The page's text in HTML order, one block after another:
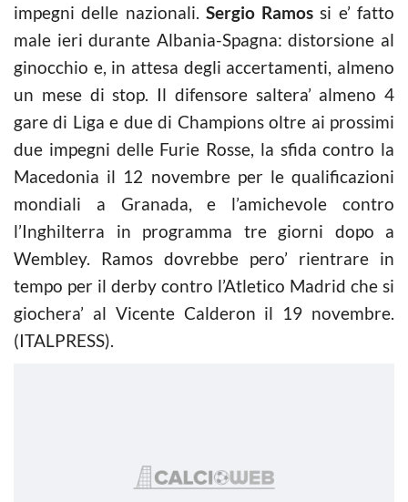
impegni delle nazionali. Sergio Ramos si e’ fatto
male ieri durante Albania-Spagna: distorsione al
ginocchio e, in attesa degli accertamenti, almeno
un mese di stop. Il difensore saltera’ almeno 4
gare di Liga e due di Champions oltre ai prossimi
due impegni delle Furie Rosse, la sfida contro la
Macedonia il 12 novembre per le qualificazioni
mondiali a Granada, e l’amichevole contro
l’Inghilterra in programma tre giorni dopo a
Wembley. Ramos dovrebbe pero’ rientrare in
tempo per il derby contro l’Atletico Madrid che si
giochera’ al Vicente Calderon il 19 novembre.
(ITALPRESS).